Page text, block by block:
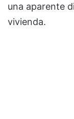
una aparente
vivienda.